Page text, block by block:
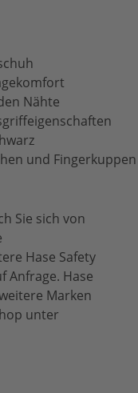
Nähte
und
Sie sich von
Hase Safety
Anfrage. Hase
Marken
unter